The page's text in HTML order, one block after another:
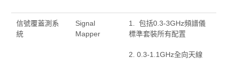
信號覆蓋測系
統
Signal
Mapper
1. 包括0.3-3GHz頻譜儀
標準套裝所有配置
2. 0.3-1.1GHz全向天線